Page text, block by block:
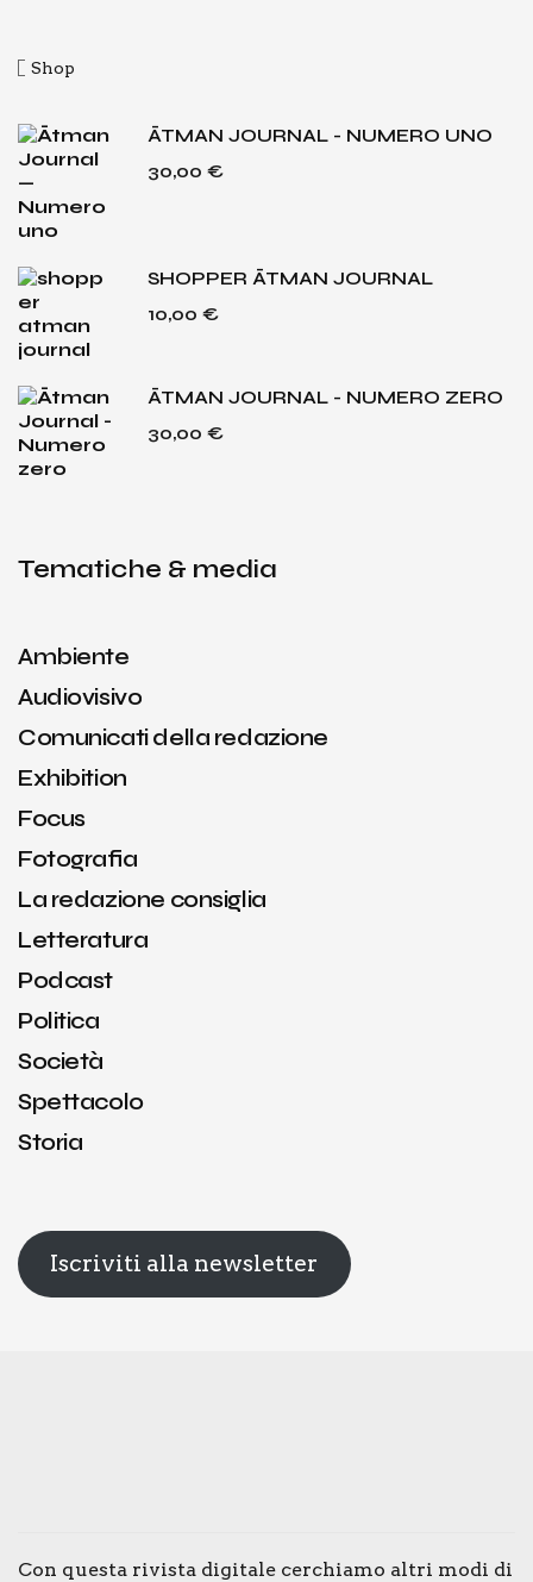
Shop
ĀTMAN JOURNAL - NUMERO UNO
30,00 €
SHOPPER ĀTMAN JOURNAL
10,00 €
ĀTMAN JOURNAL - NUMERO ZERO
30,00 €
Tematiche & media
Ambiente
Audiovisivo
Comunicati della redazione
Exhibition
Focus
Fotografia
La redazione consiglia
Letteratura
Podcast
Politica
Società
Spettacolo
Storia
Iscriviti alla newsletter
Con que­sta rivi­sta digi­ta­le cer­chia­mo altri modi di